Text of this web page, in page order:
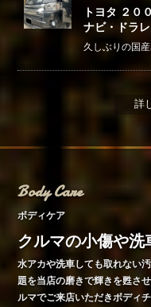
トヨタ ２０
ナビ・ドラレ
久しぶりの国
詳
Body Care
ボディケア
クルマの小傷や
水アカや洗車しても取れない
題を当店の磨きで輝きを甦さ
ルマでご来店いただきボディ